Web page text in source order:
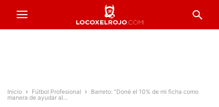
Inicio Fútbol Profesional
Barreto: “Doné el 10% de mi ficha como
manera de ayudar al...